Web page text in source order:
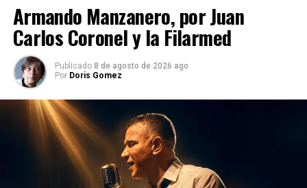
Armando Manzanero, por Juan
Carlos Coronel y la Filarmed
Publicado 8 de agosto de 2026 ago
Por Doris Gomez